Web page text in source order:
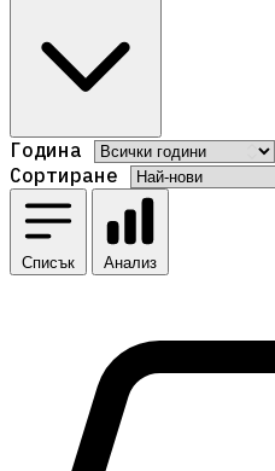
Година
Сортиране
Списък Анализ